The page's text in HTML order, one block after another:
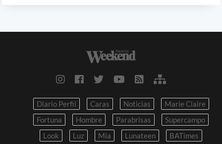
Diario Perfil Caras Noticias
Marie Claire
Fortuna
Hombre Parabrisas
Supercampo
Look
Luz Mia Lunateen BATimes